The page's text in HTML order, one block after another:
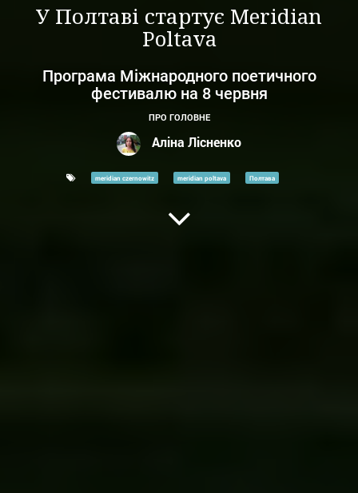
У Полтаві стартує Meridian
Poltava
Програма Міжнародного поетичного
фестивалю на 8 червня
ПРО ГОЛОВНЕ
Аліна Лісненко
meridian czernowitz meridian poltava Полтава